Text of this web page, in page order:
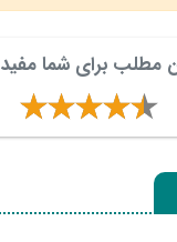
مطلب برای شما